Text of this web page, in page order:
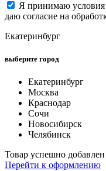
Я принимаю условия
даю согласие на
Екатеринбург
выберите город
Екатеринбург
Москва
Краснодар
Сочи
Новосибирск
Челябинск
Товар успешно добавлен
Перейти к оформлению